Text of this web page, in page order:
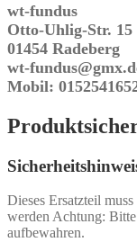
wt-fundus
Otto-Uhlig-Str. 15
01454 Radeberg
wt-
Mobil:
Dieses Ersatzteil
werden Achtung:
aufbewahren.